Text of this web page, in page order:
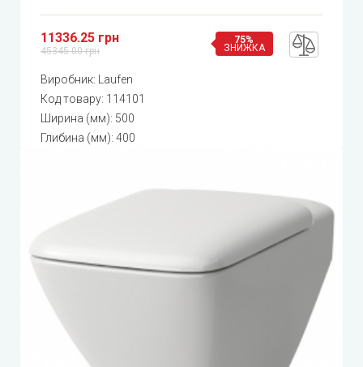
11336.25 грн
45345.00 грн
75%
ЗНИЖКА
Виробник:
Laufen
Код товару: 114101
Ширина (мм): 500
Глибина (мм): 400